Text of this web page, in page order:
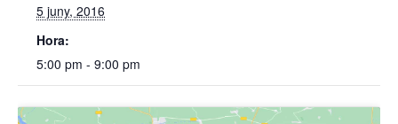
5 juny, 2016
Hora:
5:00 pm - 9:00 pm